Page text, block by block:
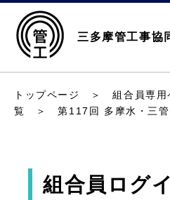
三多摩管工事協
トップページ ＞組合員専用
覧
＞ 第117回 多摩水・三管
組合員ログ